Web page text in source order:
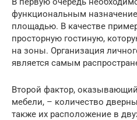
функциональным
площадью. В качестве
просторную гостиную,
на зоны. Организация
является самым
Второй фактор,
мебели, – количество
также их расположение в